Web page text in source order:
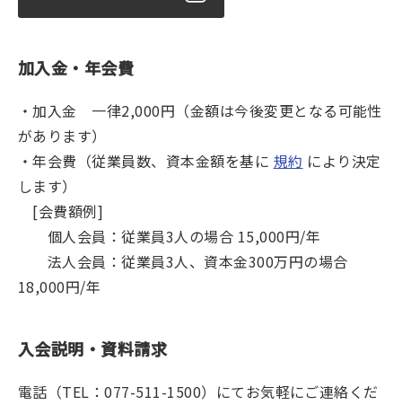
加入金・年会費
・加入金 一律2,000円（金額は今後変更となる可能性
があります）
・年会費（従業員数、資本金額を基に 規約 により決定
します）
[会費額例]
個人会員：従業員3人の場合 15,000円/年
法人会員：従業員3人、資本金300万円の場合
18,000円/年
入会説明・資料請求
電話（TEL：077-511-1500）にてお気軽にご連絡くだ